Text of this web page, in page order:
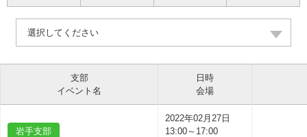
選択してください
支部
イベント名
日時
会場
岩手支部
2022年02月27日
13:00～17:00